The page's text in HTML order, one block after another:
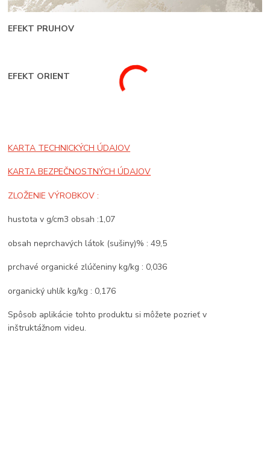
EFEKT PRUHOV
EFEKT ORIENT
KARTA TECHNICKÝCH ÚDAJOV
KARTA BEZPEČNOSTNÝCH ÚDAJOV
ZLOŽENIE VÝROBKOV :
hustota v g/cm3 obsah :1,07
obsah neprchavých látok (sušiny)% : 49,5
prchavé organické zlúčeniny kg/kg : 0,036
organický uhlík kg/kg : 0,176
Spôsob aplikácie tohto produktu si môžete pozrieť v
inštruktážnom videu.